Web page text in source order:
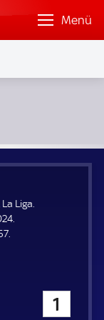
Menü
Liga.
1